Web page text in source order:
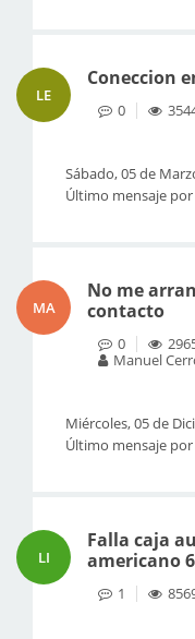
LE
Coneccion
0
Sábado, 05 de
Último mensaje por
MA
No me
contacto
0
Manuel
Miércoles, 05 de
Último mensaje por
LI
Falla caja
americano
1